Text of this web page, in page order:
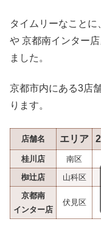
タイムリーなこと
や 京都南インター
ました。
京都市内にある3店
ります。
店舗名 エリア
桂川店 南区
椥辻店
山科区
京都南
インター店
伏見区